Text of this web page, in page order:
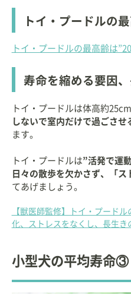
トイ・プードルの
トイ・プードルの最高齢は
寿命を縮める要因
トイ・プードルは体高約
しないで室内だけで過ごさせ
ます。
トイ・プードルは”活発で運
日々の散歩を欠かさず、「ス
てあげましょう。
【獣医師監修】トイ・プード
化、ストレスをなくし、長生き
小型犬の平均寿命③